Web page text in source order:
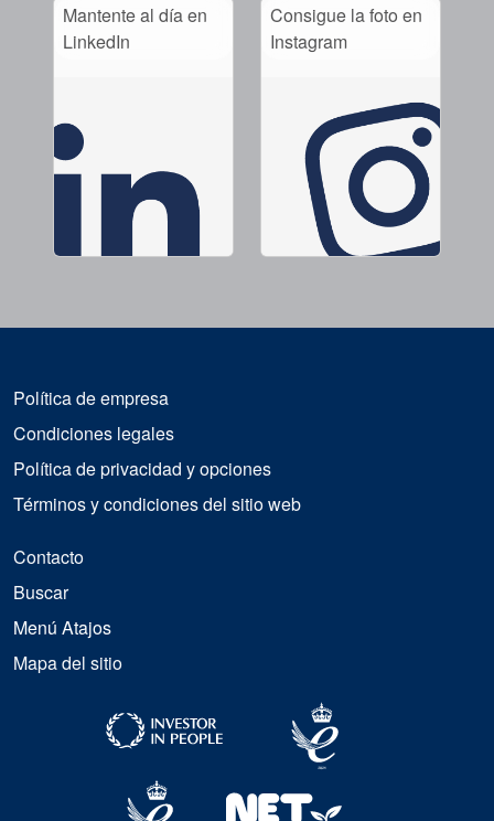
Mantente al día en
LinkedIn
Consigue la foto en
Instagram
Política de empresa
Condiciones legales
Política de privacidad y opciones
Términos y condiciones del sitio web
Contacto
Buscar
Menú Atajos
Mapa del sitio